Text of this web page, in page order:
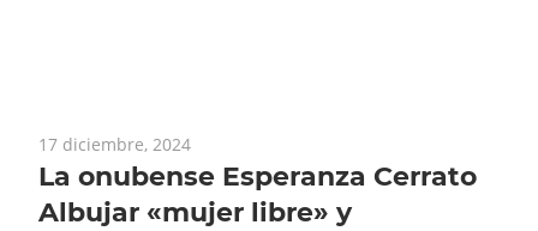
17 diciembre, 2024
La onubense Esperanza Cerrato
Albujar «mujer libre» y